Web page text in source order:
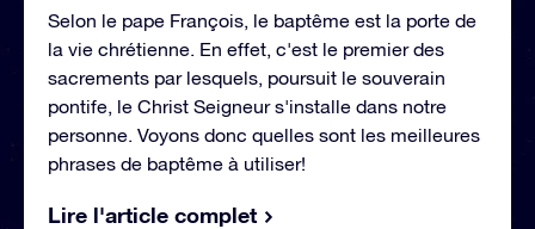
Selon le pape François, le baptême est la porte de
la vie chrétienne. En effet, c'est le premier des
sacrements par lesquels, poursuit le souverain
pontife, le Christ Seigneur s'installe dans notre
personne. Voyons donc quelles sont les meilleures
phrases de baptême à utiliser!
Lire l'article complet